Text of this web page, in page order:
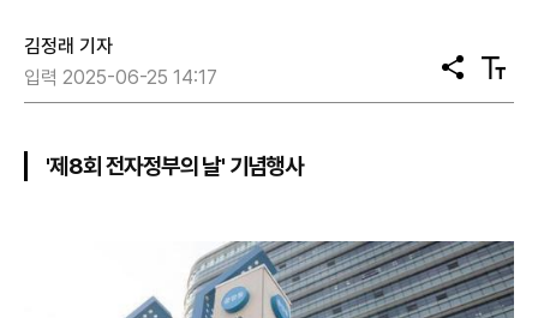
김정래 기자
입력 2025-06-25 14:17
공
유
텍
스
'제8회 전자정부의 날' 기념행사